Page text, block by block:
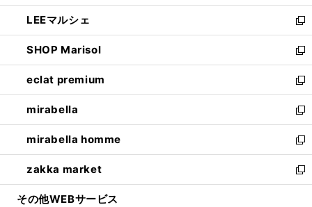
開
く
ウ
で
開
く
ン
ド
ウ
で
開
く
ウ
ィ
ン
ド
ウ
で
開
く
し
い
ウ
ィ
ン
ド
ウ
で
開
く
LEEマルシェ
新
し
い
ウ
ィ
ン
ド
ウ
で
開
く
SHOP Marisol
新
し
い
ウ
ィ
ン
ド
ウ
で
開
eclat premium
新
し
い
ウ
ィ
ン
ド
ウ
mirabella
新
し
い
ウ
ィ
ン
mirabella homme
新
し
い
ウ
zakka market
新
し
その他WEBサービス